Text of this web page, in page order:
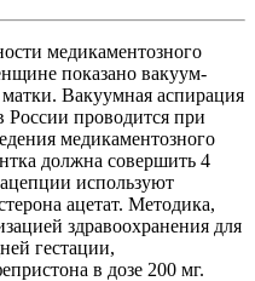
медикаментозного
показано вакуум-
Вакуумная аспирация
России проводится при
медикаментозного
должна совершить 4
используют
ацетат. Методика,
здравоохранения для
гестации,
в дозе 200 мг.